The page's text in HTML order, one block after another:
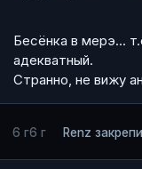
Бесёнка в мерэ...
адекватный.
Странно, не вижу
6 г6 г Renz